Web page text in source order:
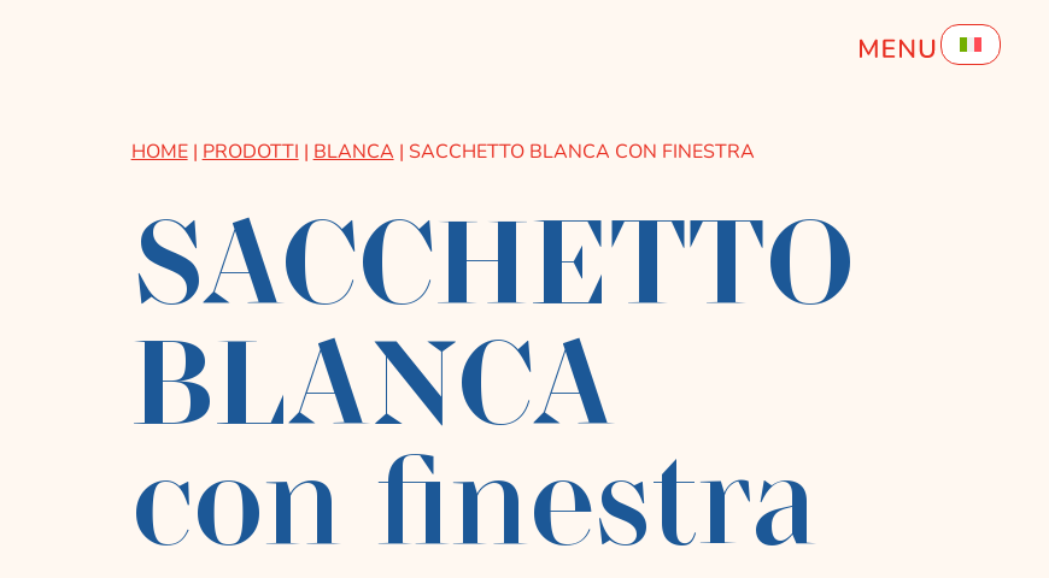
HOME| PRODOTTI | BLANCA | SACCHETTO BLANCA CON FINESTRA
SACCHETTO
BLANCA
con finestra